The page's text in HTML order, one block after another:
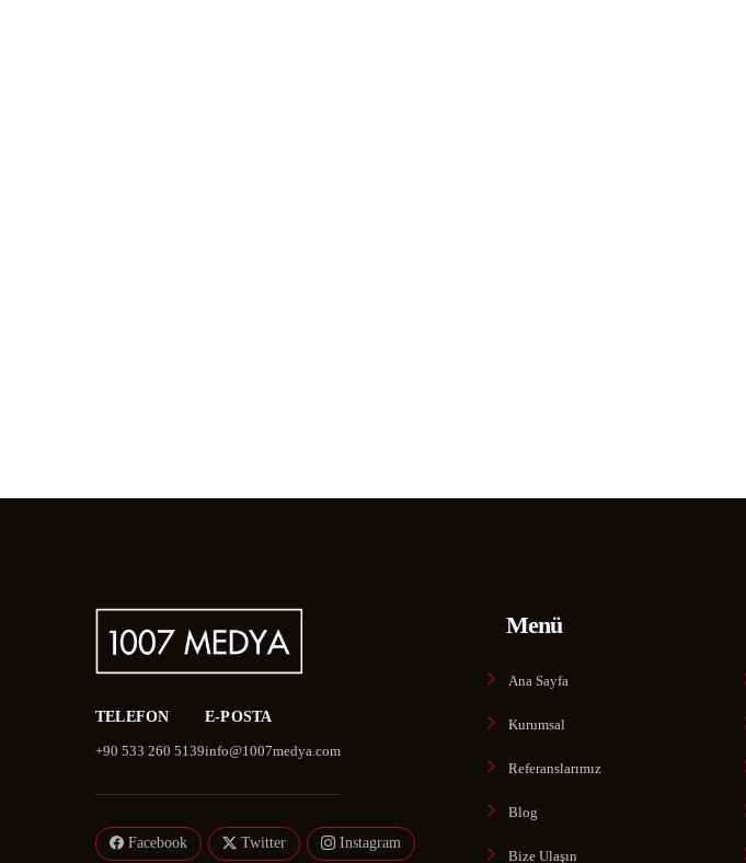
TELEFON
+90 533 260 5139
E-POSTA
info@1007medya.com
Facebook Twitter Instagram
Menü
Ana Sayfa
Kurumsal
Referanslarımız
Blog
Bize Ulaşın